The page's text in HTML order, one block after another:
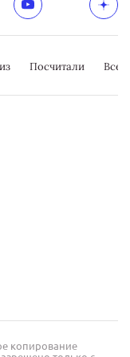
Посчитали
копирование